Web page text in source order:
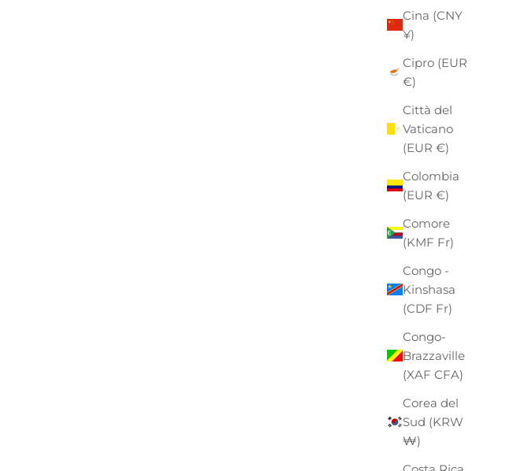
Cina (CNY
¥)
Cipro (EUR
€)
Città del
Vaticano
(EUR €)
Colombia
(EUR €)
Comore
(KMF Fr)
Congo -
Kinshasa
(CDF Fr)
Congo-
Brazzaville
(XAF CFA)
Corea del
Sud (KRW
₩)